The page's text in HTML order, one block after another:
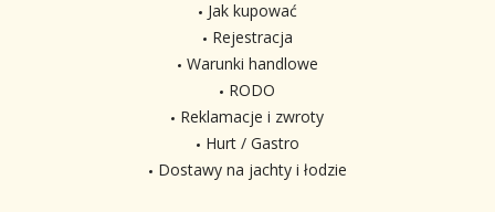
Jak kupować
Rejestracja
Warunki handlowe
RODO
Reklamacje i zwroty
Hurt / Gastro
Dostawy na jachty i łodzie